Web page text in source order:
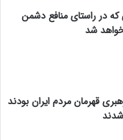
که در راستای منافع دشمن
شد
قهرمان مردم ایران بودند